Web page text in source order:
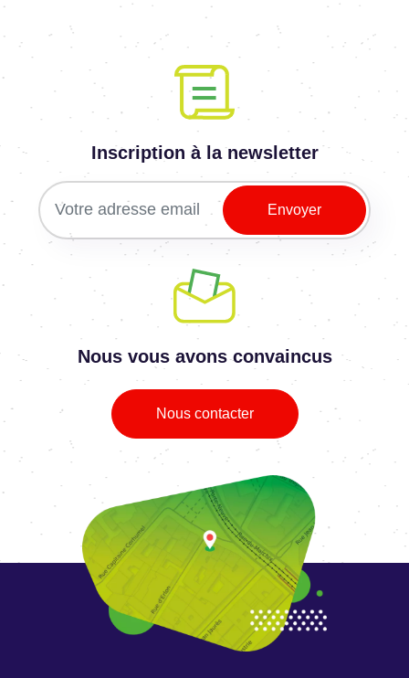
Inscription à la newsletter
Nous vous avons convaincus
Nous contacter